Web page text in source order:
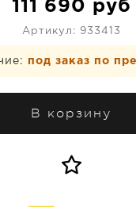
111 690 руб
Артикул: 933413
под заказ по
В корзину